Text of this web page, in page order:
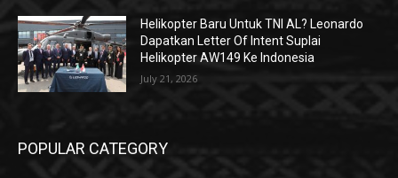
Helikopter Baru Untuk TNI AL? Leonardo
Dapatkan Letter Of Intent Suplai
Helikopter AW149 Ke Indonesia
July 21, 2026
POPULAR CATEGORY